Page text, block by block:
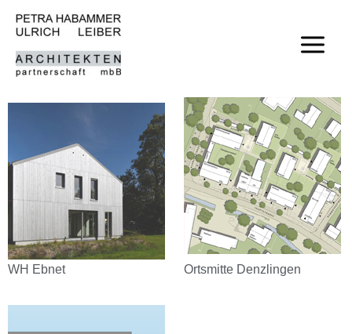
Inhalt
springen
WH Ebnet Ortsmitte Denzlingen